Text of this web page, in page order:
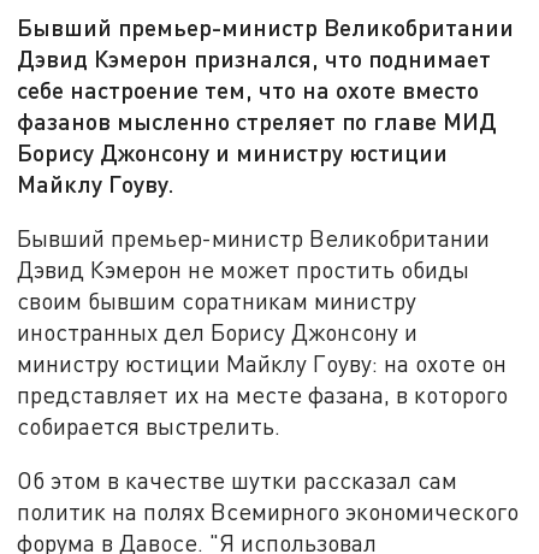
Бывший премьер-министр Великобритании
Дэвид Кэмерон признался, что поднимает
себе настроение тем, что на охоте вместо
фазанов мысленно стреляет по главе МИД
Борису Джонсону и министру юстиции
Майклу Гоуву.
Бывший премьер-министр Великобритании
Дэвид Кэмерон не может простить обиды
своим бывшим соратникам министру
иностранных дел Борису Джонсону и
министру юстиции Майклу Гоуву: на охоте он
представляет их на месте фазана, в которого
собирается выстрелить.
Об этом в качестве шутки рассказал сам
политик на полях Всемирного экономического
форума в Давосе. "Я использовал